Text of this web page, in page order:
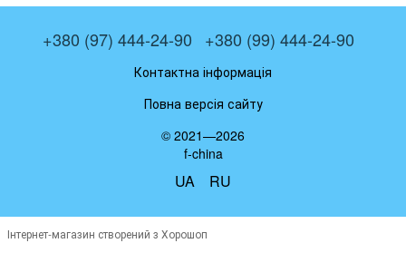
+380 (97) 444-24-90 +380 (99) 444-24-90
Контактна інформація
Повна версія сайту
© 2021—2026
f-china
UA RU
Інтернет-магазин створений з Хорошоп